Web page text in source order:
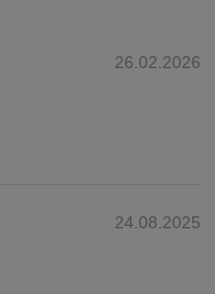
26.02.2026
24.08.2025